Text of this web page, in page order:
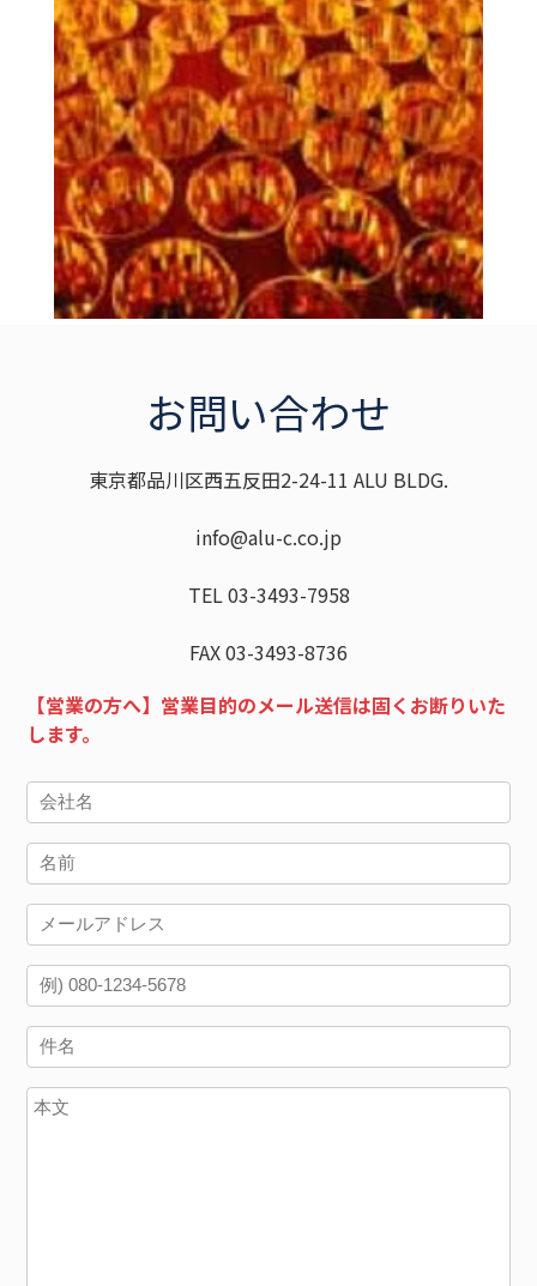
お問い合わせ
東京都品川区西五反田2-24-11 ALU BLDG.
info@alu-c.co.jp
TEL 03-3493-7958
FAX 03-3493-8736
【営業の方へ】営業目的のメール送信は固くお断りいた
します。